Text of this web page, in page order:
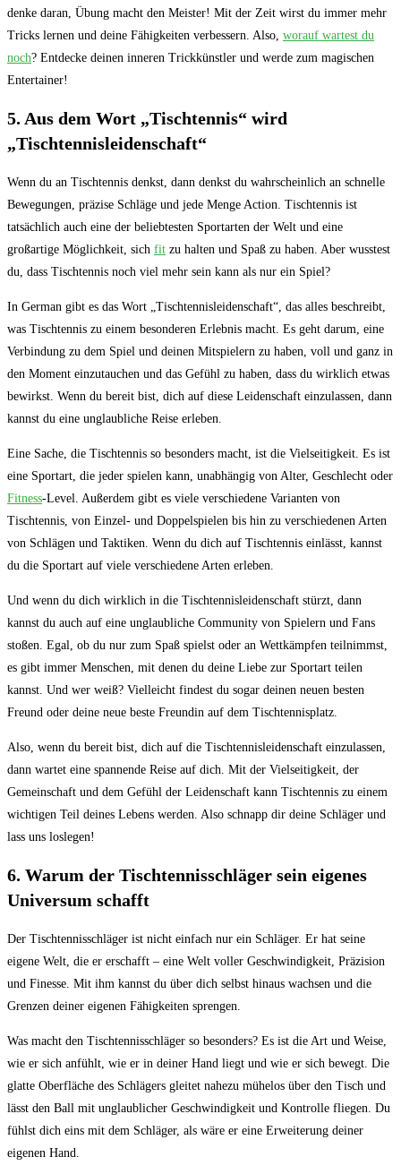
denke daran, Übung macht den Meister! Mit der Zeit wirst du immer mehr
Tricks lernen und deine Fähigkeiten verbessern. Also, worauf wartest du
noch? Entdecke deinen inneren Trickkünstler und werde zum magischen
Entertainer!
5. Aus dem Wort „Tischtennis“ wird
„Tischtennisleidenschaft“
Wenn du an Tischtennis denkst, dann denkst du wahrscheinlich an schnelle
Bewegungen, präzise Schläge und jede Menge Action. Tischtennis ist
tatsächlich auch eine der beliebtesten Sportarten der Welt und eine
großartige Möglichkeit, sich fit zu halten und Spaß zu haben. Aber wusstest
du, dass Tischtennis noch viel mehr sein kann als nur ein Spiel?
In German gibt es das Wort „Tischtennisleidenschaft“, das alles beschreibt,
was Tischtennis zu einem besonderen Erlebnis macht. Es geht darum, eine
Verbindung zu dem Spiel und deinen Mitspielern zu haben, voll und ganz in
den Moment einzutauchen und das Gefühl zu haben, dass du wirklich etwas
bewirkst. Wenn du bereit bist, dich auf diese Leidenschaft einzulassen, dann
kannst du eine unglaubliche Reise erleben.
Eine Sache, die Tischtennis so besonders macht, ist die Vielseitigkeit. Es ist
eine Sportart, die jeder spielen kann, unabhängig von Alter, Geschlecht oder
Fitness-Level. Außerdem gibt es viele verschiedene Varianten von
Tischtennis, von Einzel- und Doppelspielen bis hin zu verschiedenen Arten
von Schlägen und Taktiken. Wenn du dich auf Tischtennis einlässt, kannst
du die Sportart auf viele verschiedene Arten erleben.
Und wenn du dich wirklich in die Tischtennisleidenschaft stürzt, dann
kannst du auch auf eine unglaubliche Community von Spielern und Fans
stoßen. Egal, ob du nur zum Spaß spielst oder an Wettkämpfen teilnimmst,
es gibt immer Menschen, mit denen du deine Liebe zur Sportart teilen
kannst. Und wer weiß? Vielleicht findest du sogar deinen neuen besten
Freund oder deine neue beste Freundin auf dem Tischtennisplatz.
Also, wenn du bereit bist, dich auf die Tischtennisleidenschaft einzulassen,
dann wartet eine spannende Reise auf dich. Mit der Vielseitigkeit, der
Gemeinschaft und dem Gefühl der Leidenschaft kann Tischtennis zu einem
wichtigen Teil deines Lebens werden. Also schnapp dir deine Schläger und
lass uns loslegen!
6. Warum der Tischtennisschläger sein eigenes
Universum schafft
Der Tischtennisschläger ist nicht einfach nur ein Schläger. Er hat seine
eigene Welt, die er erschafft – eine Welt voller Geschwindigkeit, Präzision
und Finesse. Mit ihm kannst du über dich selbst hinaus wachsen und die
Grenzen deiner eigenen Fähigkeiten sprengen.
Was macht den Tischtennisschläger so besonders? Es ist die Art und Weise,
wie er sich anfühlt, wie er in deiner Hand liegt und wie er sich bewegt. Die
glatte Oberfläche des Schlägers gleitet nahezu mühelos über den Tisch und
lässt den Ball mit unglaublicher Geschwindigkeit und Kontrolle fliegen. Du
fühlst dich eins mit dem Schläger, als wäre er eine Erweiterung deiner
eigenen Hand.